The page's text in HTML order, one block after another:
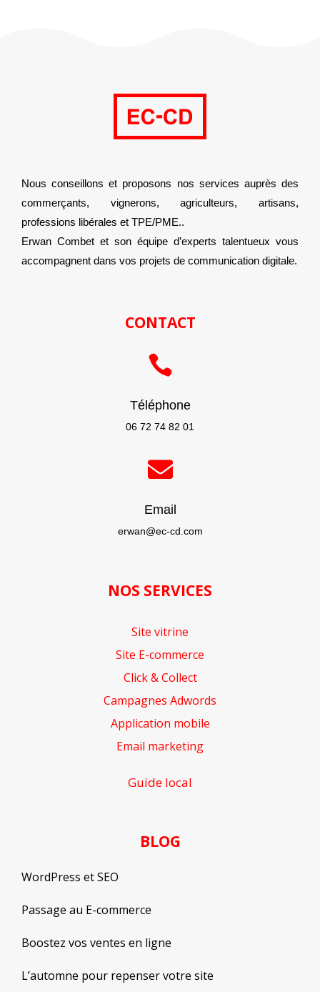
Nous conseillons et proposons nos services auprès des
commerçants, vignerons, agriculteurs, artisans,
professions libérales et TPE/PME..
Erwan Combet et son équipe d’experts talentueux vous
accompagnent dans vos projets de communication digitale.
CONTACT

Téléphone
06 72 74 82 01

Email
erwan@ec-cd.com
NOS SERVICES
Site vitrine
Site E-commerce
Click & Collect
Campagnes Adwords
Application mobile
Email marketing
Guide local
BLOG
WordPress et SEO
Passage au E-commerce
Boostez vos ventes en ligne
L’automne pour repenser votre site